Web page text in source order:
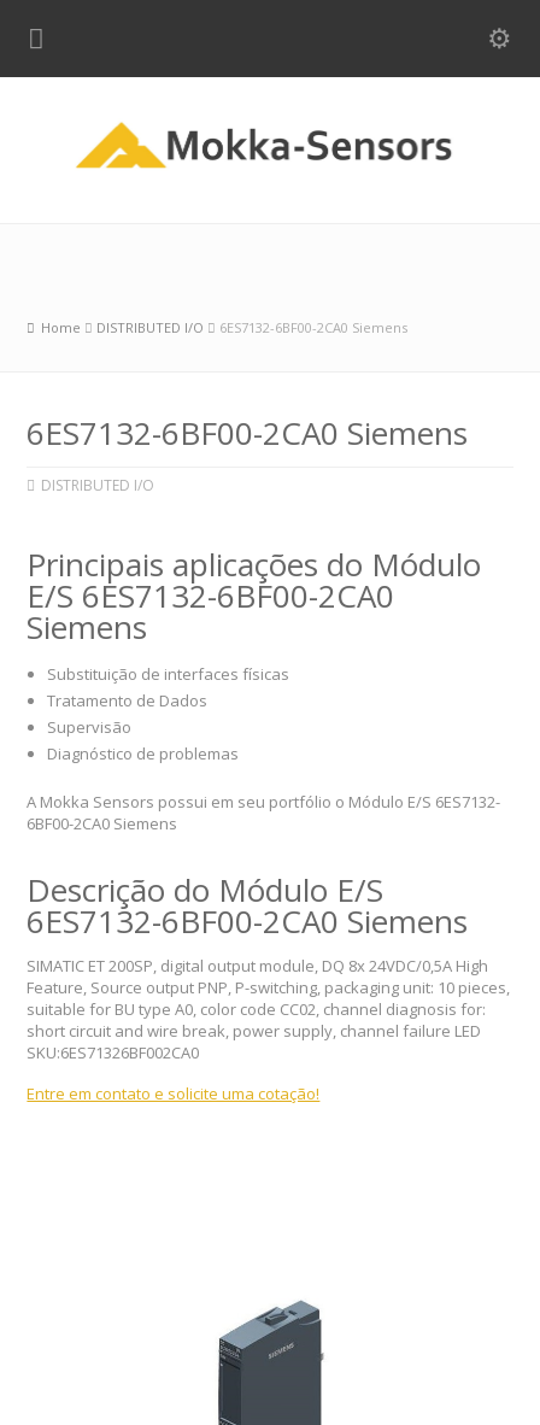
Home DISTRIBUTED I/O 6ES7132-6BF00-2CA0 Siemens
6ES7132-6BF00-2CA0 Siemens
DISTRIBUTED I/O
Principais aplicações do Módulo
E/S 6ES7132-6BF00-2CA0
Siemens
Substituição de interfaces físicas
Tratamento de Dados
Supervisão
Diagnóstico de problemas
A Mokka Sensors possui em seu portfólio o Módulo E/S 6ES7132-
6BF00-2CA0 Siemens
Descrição do Módulo E/S
6ES7132-6BF00-2CA0 Siemens
SIMATIC ET 200SP, digital output module, DQ 8x 24VDC/0,5A High
Feature, Source output PNP, P-switching, packaging unit: 10 pieces,
suitable for BU type A0, color code CC02, channel diagnosis for:
short circuit and wire break, power supply, channel failure LED
SKU:6ES71326BF002CA0
Entre em contato e solicite uma cotação!